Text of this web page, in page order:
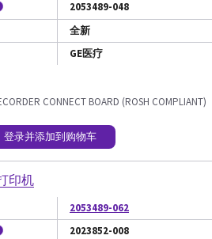
2053489-048
全新
GE医疗
CONNECT BOARD (ROSH COMPLIANT)
登录并添加到购物车
印机
2053489-062
2023852-008